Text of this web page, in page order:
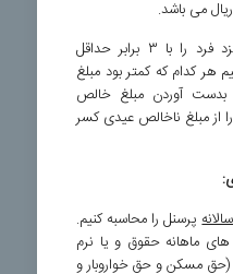
۳-حال باید ۲برابر حداقل دستمزد فرد را با ۳ برابر حداقل
هر کدام که کمتر بود مبلغ
بدست آوردن مبلغ خالص
از مبلغ ناخالص عیدی کسر
سالانهپرسنل را محاسبه کنیم.
های ماهانه حقوق و یا نرم
(حق مسکن و حق خواروبار و